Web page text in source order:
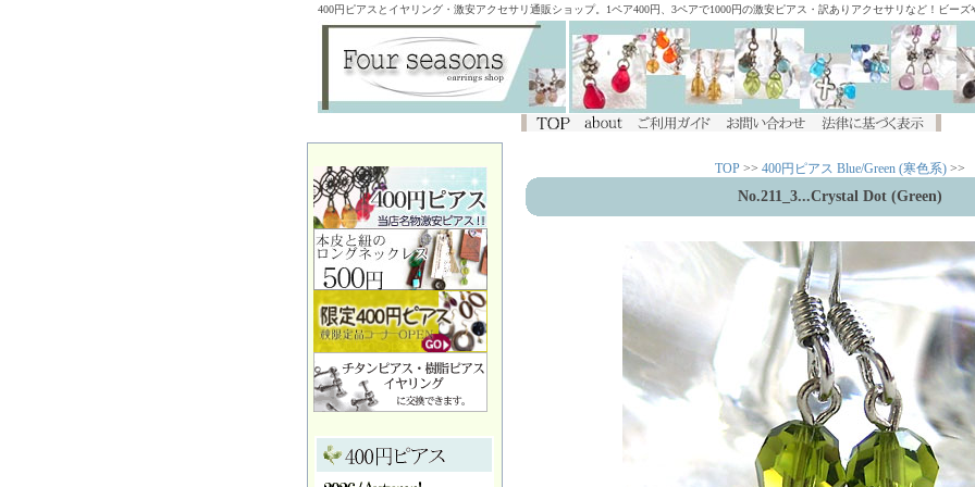
400円ピアスとイヤリング・激安アクセサリ通販ショップ。1ペア400円、3ペアで1000円の激安ピアス・訳ありアクセサリなど！ビー
TOP >> 400円ピアス Blue/Green (寒色系) >>
No.211_3...Crystal Dot (Green)